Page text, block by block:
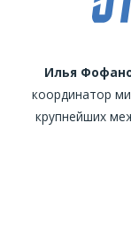
Илья
координатор
крупнейших